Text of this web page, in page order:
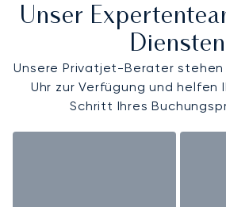
Unser
Diensten
Unsere Privatjet-Berater stehen
Uhr zur Verfügung und helfen
Schritt Ihres